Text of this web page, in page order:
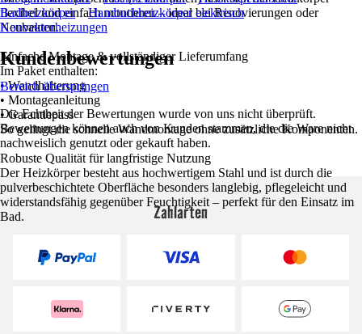
flexibel und einfach montieren – ideal bei Renovierungen oder
Neubauten.
Einfache Montage & vollständiger Lieferumfang
Im Paket enthalten:
• Wandhalterung
• Montageanleitung
• Garantiepass
So gelingt die schnelle Wandmontage ohne zusätzliche Komponenten.
Robuste Qualität für langfristige Nutzung
Der Heizkörper besteht aus hochwertigem Stahl und ist durch die
pulverbeschichtete Oberfläche besonders langlebig, pflegeleicht und
widerstandsfähig gegenüber Feuchtigkeit – perfekt für den Einsatz im
Bad.
Badheizkörper
Handtuchheizkörper elektrisch
Konvektorheizungen
Kundenbewertungen
Bereich überspringen
Die Echtheit der Bewertungen wurde von uns nicht überprüft.
Bewertungen können auch von Kunden stammen, die die Ware nicht
nachweislich genutzt oder gekauft haben.
Zahlarten